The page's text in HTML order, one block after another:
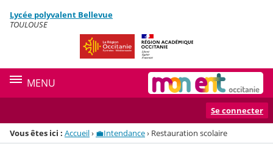
Menu de la rubrique
Contenu
Lycée polyvalent Bellevue
TOULOUSE
MENU
Se connecter
Vous êtes ici : Accueil› 💼Intendance› Restauration scolaire